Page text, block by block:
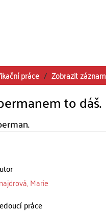
práce Zobrazit záznam
to dáš.
Marie
práce